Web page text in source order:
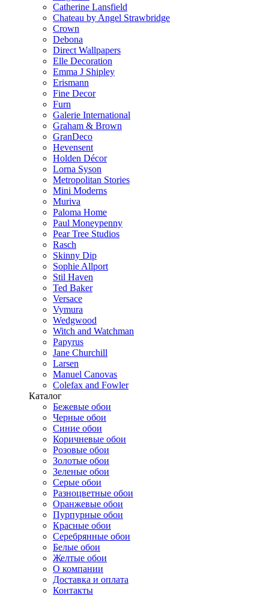
Catherine Lansfield
Chateau by Angel Strawbridge
Crown
Debona
Direct Wallpapers
Elle Decoration
Emma J Shipley
Erismann
Fine Decor
Furn
Galerie International
Graham & Brown
GranDeco
Hevensent
Holden Décor
Lorna Syson
Metropolitan Stories
Mini Moderns
Muriva
Paloma Home
Paul Moneypenny
Pear Tree Studios
Rasch
Skinny Dip
Sophie Allport
Stil Haven
Ted Baker
Versace
Vymura
Wedgwood
Witch and Watchman
Papyrus
Jane Churchill
Larsen
Manuel Canovas
Colefax and Fowler
Каталог
Бежевые обои
Черные обои
Синие обои
Коричневые обои
Розовые обои
Золотые обои
Зеленые обои
Серые обои
Разноцветные обои
Оранжевые обои
Пурпурные обои
Красные обои
Серебрянные обои
Белые обои
Желтые обои
О компании
Доставка и оплата
Контакты